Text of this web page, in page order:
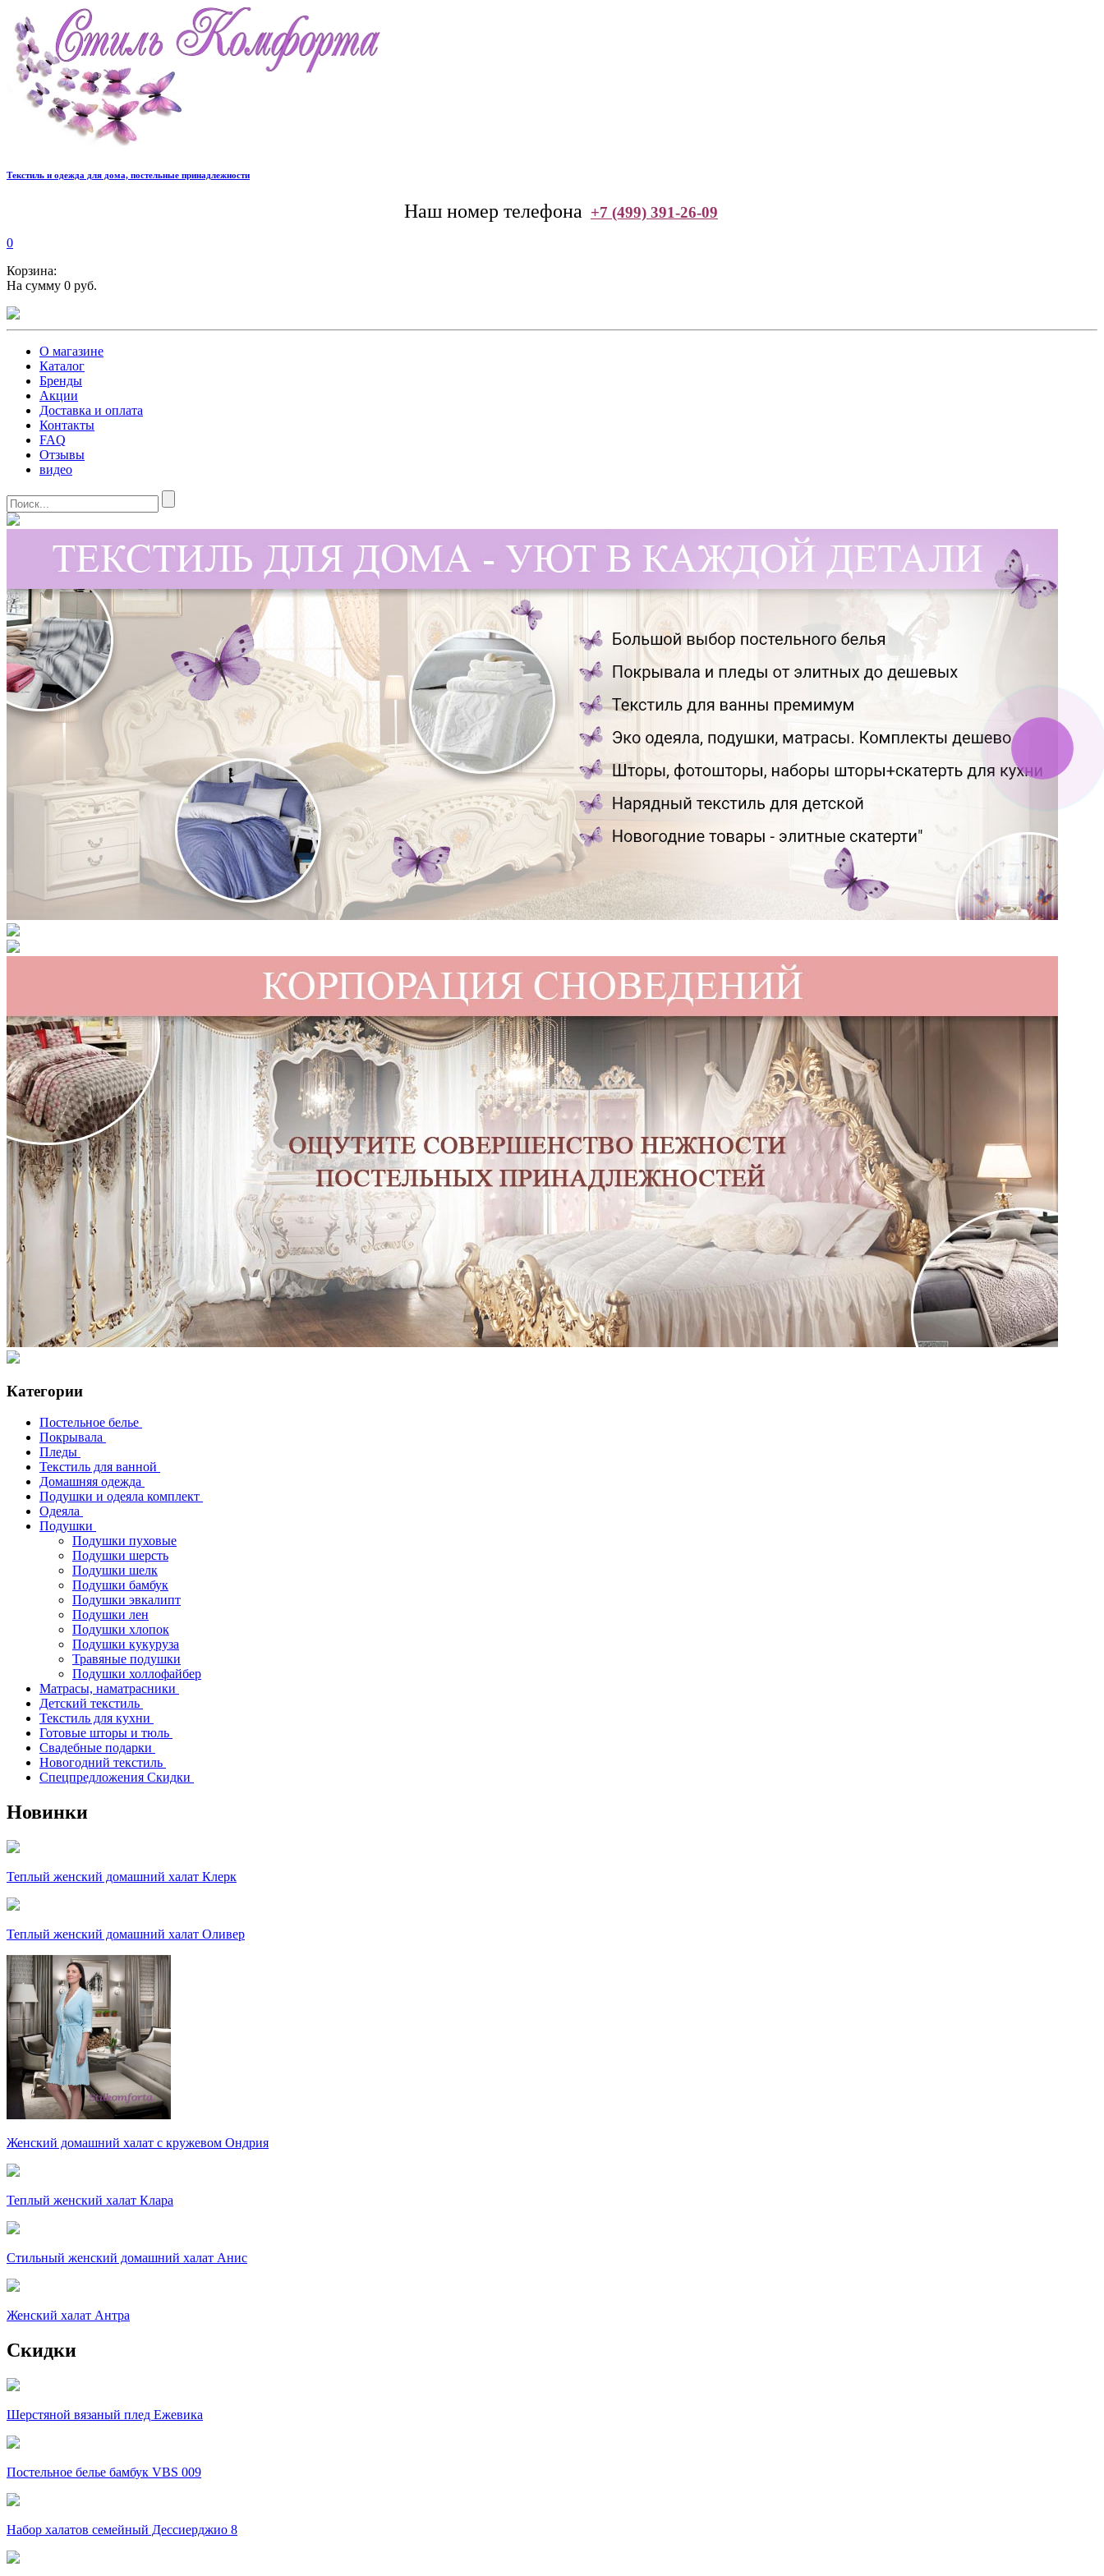
Текстиль и одежда для дома, постельные принадлежности
Наш номер телефона +7 (499) 391-26-09
0
Корзина:
На сумму 0 руб.
О магазине
Каталог
Бренды
Акции
Доставка и оплата
Контакты
FAQ
Отзывы
видео
Категории
Постельное белье
Покрывала
Пледы
Текстиль для ванной
Домашняя одежда
Подушки и одеяла комплект
Одеяла
Подушки
Подушки пуховые
Подушки шерсть
Подушки шелк
Подушки бамбук
Подушки эвкалипт
Подушки лен
Подушки хлопок
Подушки кукуруза
Травяные подушки
Подушки холлофайбер
Матрасы, наматрасники
Детский текстиль
Текстиль для кухни
Готовые шторы и тюль
Свадебные подарки
Новогодний текстиль
Спецпредложения Скидки
Новинки
Теплый женский домашний халат Клерк
Теплый женский домашний халат Оливер
Женский домашний халат с кружевом Ондрия
Теплый женский халат Клара
Стильный женский домашний халат Анис
Женский халат Антра
Скидки
Шерстяной вязаный плед Ежевика
Постельное белье бамбук VBS 009
Набор халатов семейный Дессиерджио 8